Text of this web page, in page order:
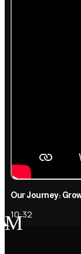
Our Journey:
10:32
M